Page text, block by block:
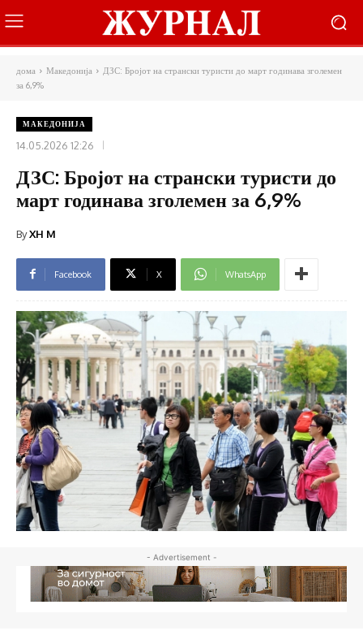
дома Македонија
ДЗС: Бројот на странски туристи до март годинава зголемен
за 6,9%
МАКЕДОНИЈА
14.05.2026 12:26
ДЗС: Бројот на странски туристи до
март годинава зголемен за 6,9%
ByXH M
Facebook X WhatsApp
- Advertisement -